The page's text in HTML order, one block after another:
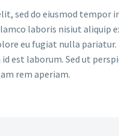
sed do eiusmod tempor
laboris nisiut aliquip
eu fugiat nulla
est laborum. Sed ut
rem aperiam.